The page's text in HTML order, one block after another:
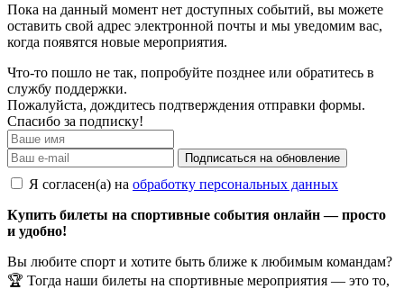
Пока на данный момент нет доступных событий, вы можете
оставить свой адрес электронной почты и мы уведомим вас,
когда появятся новые мероприятия.
Что-то пошло не так, попробуйте позднее или обратитесь в
службу поддержки.
Пожалуйста, дождитесь подтверждения отправки формы.
Спасибо за подписку!
Подписаться на обновление
Я согласен(а) на обработку персональных данных
Купить билеты на спортивные события онлайн — просто
и удобно!
Вы любите спорт и хотите быть ближе к любимым командам?
🏆 Тогда наши билеты на спортивные мероприятия — это то,